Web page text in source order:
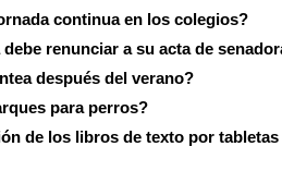
continua en los colegios?
renunciar a su acta de
después del verano?
para perros?
de los libros de texto por tabletas